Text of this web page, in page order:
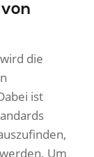
die
ist
Um